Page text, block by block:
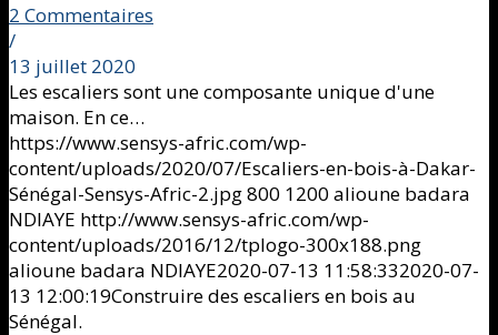
2 Commentaires
/
13 juillet 2020
Les escaliers sont une composante unique d'une
maison. En ce…
https://www.sensys-afric.com/wp-
content/uploads/2020/07/Escaliers-en-bois-à-Dakar-
Sénégal-Sensys-Afric-2.jpg800 1200 alioune badara
NDIAYE http://www.sensys-afric.com/wp-
content/uploads/2016/12/tplogo-300x188.png
alioune badara NDIAYE2020-07-13 11:58:332020-07-
13 12:00:19Construire des escaliers en bois au
Sénégal.